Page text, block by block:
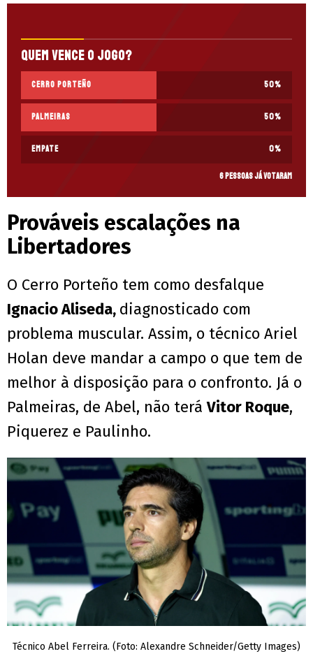
Quem vence o jogo?
Cerro Porteño 50%
Palmeiras 50%
Empate 0%
6 pessoas já votaram
Prováveis escalações na
Libertadores
O Cerro Porteño tem como desfalque
Ignacio Aliseda, diagnosticado com
problema muscular. Assim, o técnico Ariel
Holan deve mandar a campo o que tem de
melhor à disposição para o confronto. Já o
Palmeiras, de Abel, não teráVitor Roque,
Piquerez e Paulinho.
Técnico Abel Ferreira. (Foto: Alexandre Schneider/Getty Images)